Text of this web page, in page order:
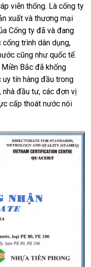
viễn thống. Là cống ty
xuất và thương mại
Cống ty đã và đang
trình dân dụng,
cũng như quốc tế.
Miền Bắc đã khống
tín hàng đầu trong
đầu tư, các đơn vị
cấp thoát nước nói